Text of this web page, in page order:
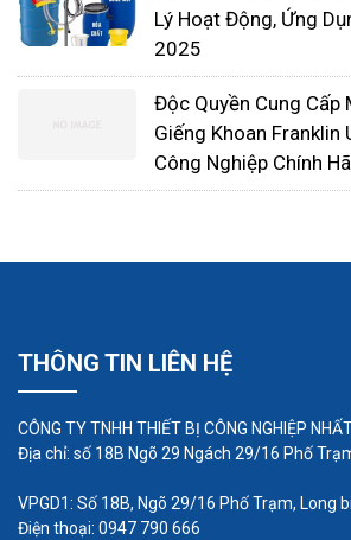
Động cơ được thiết kế với chuẩn
và chập điện, cánh quạt được đúc
sơn tĩnh điện nên giúp bảo vệ an
bị điện giật.
Lý Hoạt Động, Ứng
2025
Độc Quyền Cung Cấp
Giếng Khoan Franklin
Công Nghiệp Chính
THÔNG TIN LIÊN HỆ
CÔNG TY TNHH THIẾT BỊ CÔNG NGHIỆP
Địa chỉ: số 18B Ngõ 29 Ngách 29/16 Phố
VPGD1: Số 18B, Ngõ 29/16 Phố Trạm, Long
Điện thoại: 0947 790 666